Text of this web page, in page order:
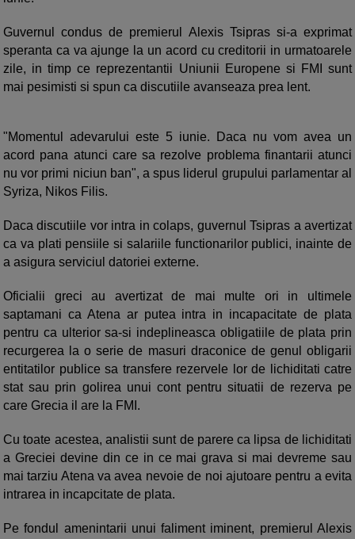
Guvernul condus de premierul Alexis Tsipras si-a exprimat
speranta ca va ajunge la un acord cu creditorii in urmatoarele
zile, in timp ce reprezentantii Uniunii Europene si FMI sunt
mai pesimisti si spun ca discutiile avanseaza prea lent.
"Momentul adevarului este 5 iunie. Daca nu vom avea un
acord pana atunci care sa rezolve problema finantarii atunci
nu vor primi niciun ban", a spus liderul grupului parlamentar al
Syriza, Nikos Filis.
Daca discutiile vor intra in colaps, guvernul Tsipras a avertizat
ca va plati pensiile si salariile functionarilor publici, inainte de
a asigura serviciul datoriei externe.
Oficialii greci au avertizat de mai multe ori in ultimele
saptamani ca Atena ar putea intra in incapacitate de plata
pentru ca ulterior sa-si indeplineasca obligatiile de plata prin
recurgerea la o serie de masuri draconice de genul obligarii
entitatilor publice sa transfere rezervele lor de lichiditati catre
stat sau prin golirea unui cont pentru situatii de rezerva pe
care Grecia il are la FMI.
Cu toate acestea, analistii sunt de parere ca lipsa de lichiditati
a Greciei devine din ce in ce mai grava si mai devreme sau
mai tarziu Atena va avea nevoie de noi ajutoare pentru a evita
intrarea in incapcitate de plata.
Pe fondul amenintarii unui faliment iminent, premierul Alexis